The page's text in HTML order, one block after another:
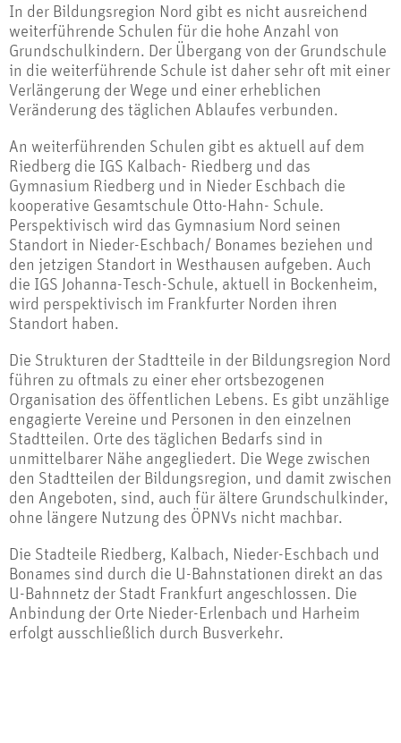
In der Bildungsregion Nord gibt es nicht ausreichend
weiterführende Schulen für die hohe Anzahl von
Grundschulkindern. Der Übergang von der Grundschule
in die weiterführende Schule ist daher sehr oft mit einer
Verlängerung der Wege und einer erheblichen
Veränderung des täglichen Ablaufes verbunden.
An weiterführenden Schulen gibt es aktuell auf dem
Riedberg die IGS Kalbach- Riedberg und das
Gymnasium Riedberg und in Nieder Eschbach die
kooperative Gesamtschule Otto-Hahn- Schule.
Perspektivisch wird das Gymnasium Nord seinen
Standort in Nieder-Eschbach/ Bonames beziehen und
den jetzigen Standort in Westhausen aufgeben. Auch
die IGS Johanna-Tesch-Schule, aktuell in Bockenheim,
wird perspektivisch im Frankfurter Norden ihren
Standort haben.
Die Strukturen der Stadtteile in der Bildungsregion Nord
führen zu oftmals zu einer eher ortsbezogenen
Organisation des öffentlichen Lebens. Es gibt unzählige
engagierte Vereine und Personen in den einzelnen
Stadtteilen. Orte des täglichen Bedarfs sind in
unmittelbarer Nähe angegliedert. Die Wege zwischen
den Stadtteilen der Bildungsregion, und damit zwischen
den Angeboten, sind, auch für ältere Grundschulkinder,
ohne längere Nutzung des ÖPNVs nicht machbar.
Die Stadteile Riedberg, Kalbach, Nieder-Eschbach und
Bonames sind durch die U-Bahnstationen direkt an das
U-Bahnnetz der Stadt Frankfurt angeschlossen. Die
Anbindung der Orte Nieder-Erlenbach und Harheim
erfolgt ausschließlich durch Busverkehr.